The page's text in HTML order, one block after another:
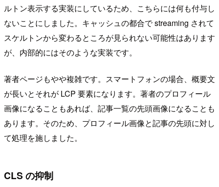
ルトン表示する実装にしているため、こちらには何も付与し
ないことにしました。キャッシュの都合で streaming されて
スケルトンから変わるところが見られない可能性はあります
が、内部的にはそのような実装です。
著者ページもやや複雑です。スマートフォンの場合、概要文
が長いとそれが LCP 要素になります。著者のプロフィール
画像になることもあれば、記事一覧の先頭画像になることも
あります。そのため、プロフィール画像と記事の先頭に対し
て処理を施しました。
CLS の抑制